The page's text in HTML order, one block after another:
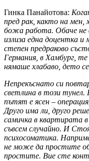
Гинка Панайотова:
пред рак, както на
божа работа. Обаче не
излиза една доцентка
степен предраково
Германия, в Хамбург,
нямаше хлабаво, дето
Непрекъснато си
светлина в този тунел.
пътят е ясен –
Друго има ли, друго
самичка в квартирата
съвсем случайно. И
психосоматика.
не може да простите
простите. Вие сте